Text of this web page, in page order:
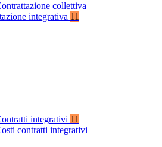
collettiva
integrativa 11
integrativi 11
contratti integrativi